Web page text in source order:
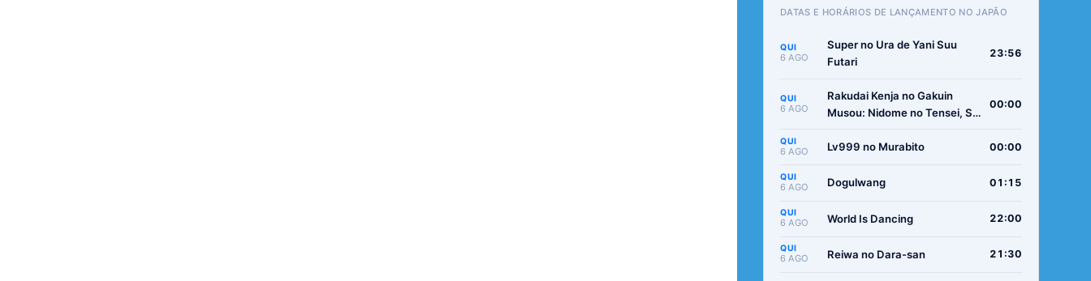
DATAS E HORÁRIOS DE LANÇAMENTO NO JAPÃO
QUI
6 AGO
Super no Ura de Yani Suu
Futari
23:56
QUI
6 AGO
Rakudai Kenja no Gakuin
Musou: Nidome no Tensei, S-
Boukenroku
00:00
QUI
6 AGO Lv999 no Murabito 00:00
QUI
6 AGO Dogulwang 01:15
QUI
6 AGO World Is Dancing 22:00
QUI
6 AGO Reiwa no Dara-san 21:30